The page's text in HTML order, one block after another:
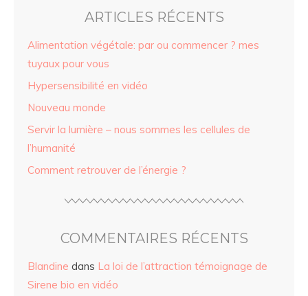
ARTICLES RÉCENTS
Alimentation végétale: par ou commencer ? mes
tuyaux pour vous
Hypersensibilité en vidéo
Nouveau monde
Servir la lumière – nous sommes les cellules de
l’humanité
Comment retrouver de l’énergie ?
COMMENTAIRES RÉCENTS
Blandine dans La loi de l’attraction témoignage de
Sirene bio en vidéo